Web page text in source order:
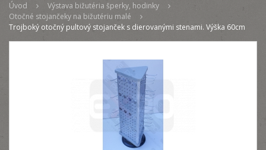
Úvod
Výstava bižutéria šperky, hodinky
Otočné stojančeky na bižutériu malé
Trojboký otočný pultový stojanček s dierovanými stenami. Výška 60cm